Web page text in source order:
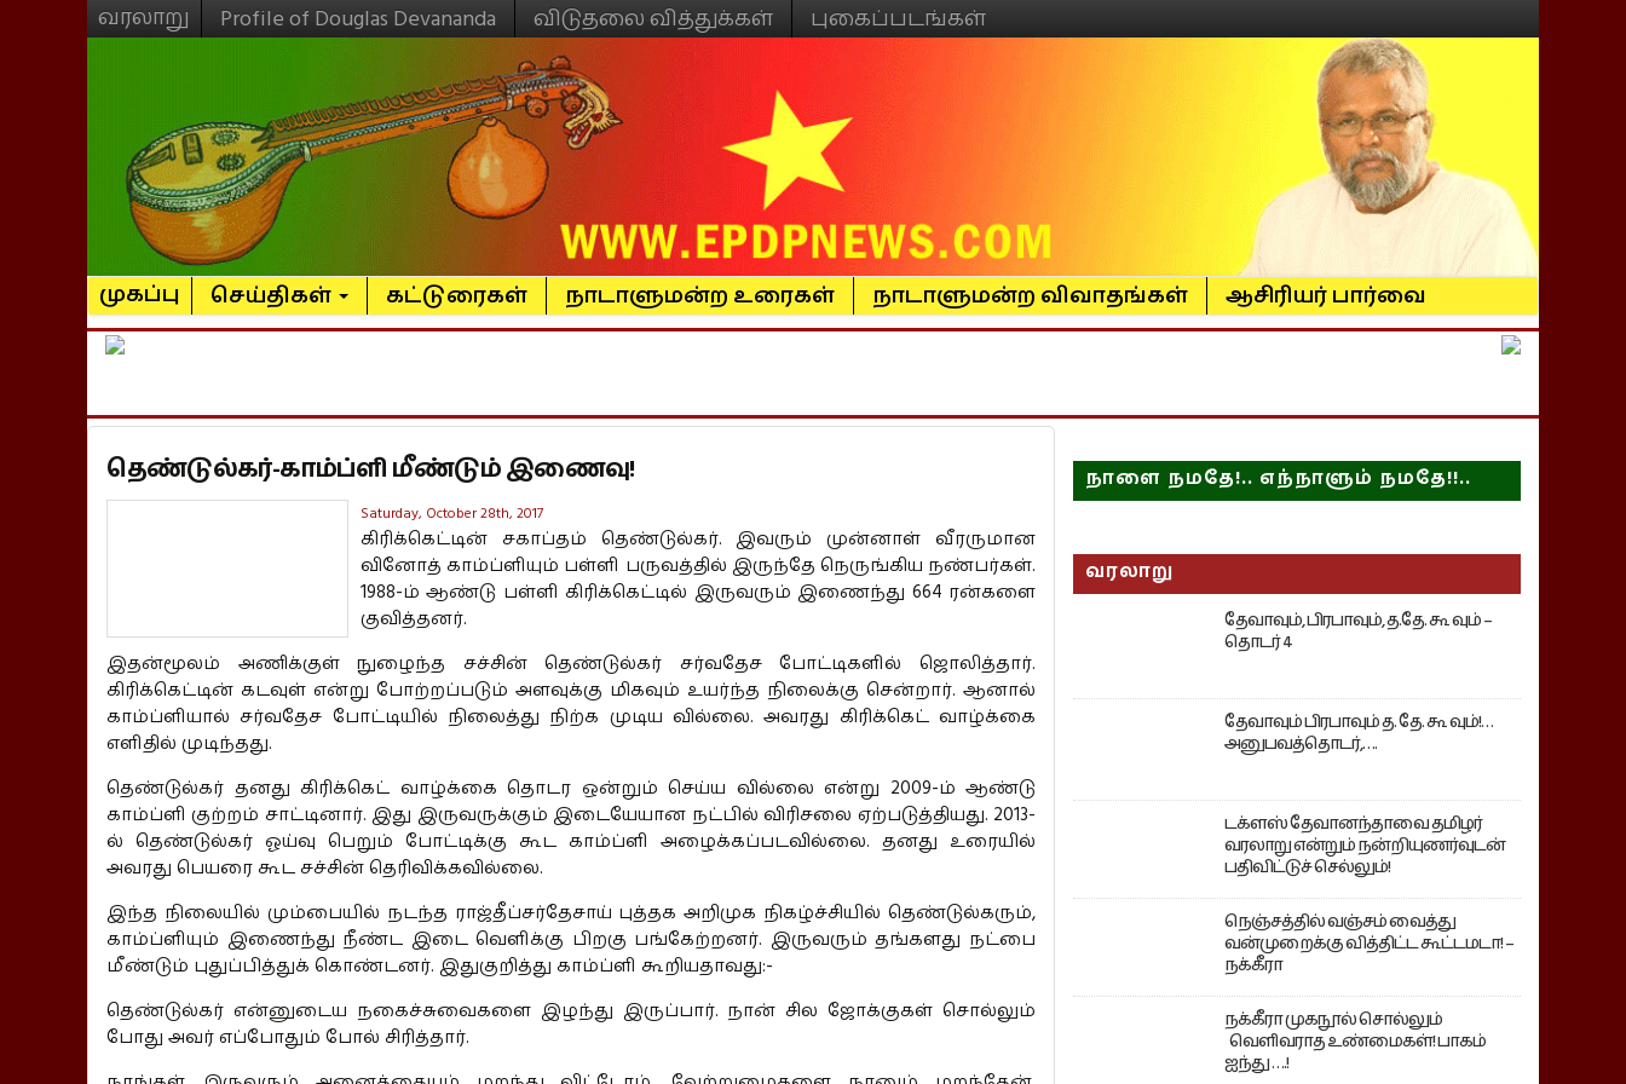
வரலாறு Profile of Douglas Devananda விடுதலை வித்துக்கள் புகைப்படங்கள்
முகப்பு செய்திகள் கட்டுரைகள் நாடாளுமன்ற உரைகள் நாடாளுமன்ற விவாதங்கள் ஆசிரியர் பார்வை
தெண்டுல்கர்-காம்ப்ளி மீண்டும் இணைவு!
Saturday, October 28th, 2017
கிரிக்கெட்டின் சகாப்தம் தெண்டுல்கர். இவரும் முன்னாள் வீரருமான
வினோத் காம்ப்ளியும் பள்ளி பருவத்தில் இருந்தே நெருங்கிய நண்பர்கள்.
1988-ம் ஆண்டு பள்ளி கிரிக்கெட்டில் இருவரும் இணைந்து 664 ரன்களை
குவித்தனர்.
இதன்மூலம் அணிக்குள் நுழைந்த சச்சின் தெண்டுல்கர் சர்வதேச போட்டிகளில் ஜொலித்தார்.
கிரிக்கெட்டின் கடவுள் என்று போற்றப்படும் அளவுக்கு மிகவும் உயர்ந்த நிலைக்கு சென்றார். ஆனால்
காம்ப்ளியால் சர்வதேச போட்டியில் நிலைத்து நிற்க முடிய வில்லை. அவரது கிரிக்கெட் வாழ்க்கை
எளிதில் முடிந்தது.
தெண்டுல்கர் தனது கிரிக்கெட் வாழ்க்கை தொடர ஒன்றும் செய்ய வில்லை என்று 2009-ம் ஆண்டு
காம்ப்ளி குற்றம் சாட்டினார். இது இருவருக்கும் இடையேயான நட்பில் விரிசலை ஏற்படுத்தியது. 2013-
ல் தெண்டுல்கர் ஓய்வு பெறும் போட்டிக்கு கூட காம்ப்ளி அழைக்கப்படவில்லை. தனது உரையில்
அவரது பெயரை கூட சச்சின் தெரிவிக்கவில்லை.
இந்த நிலையில் மும்பையில் நடந்த ராஜ்தீப்சர்தேசாய் புத்தக அறிமுக நிகழ்ச்சியில் தெண்டுல்கரும்,
காம்ப்ளியும் இணைந்து நீண்ட இடை வெளிக்கு பிறகு பங்கேற்றனர். இருவரும் தங்களது நட்பை
மீண்டும் புதுப்பித்துக் கொண்டனர். இதுகுறித்து காம்ப்ளி கூறியதாவது:-
தெண்டுல்கர் என்னுடைய நகைச்சுவைகளை இழந்து இருப்பார். நான் சில ஜோக்குகள் சொல்லும்
போது அவர் எப்போதும் போல் சிரித்தார்.
நாளை நமதே!.. எந்நாளும் நமதே!!..
வரலாறு
தேவாவும், பிரபாவும், த.தே. கூ வும் –
தொடர் 4
தேவாவும் பிரபாவும் த. தே. கூ வும்!…
அனுபவத்தொடர்,….
டக்ளஸ் தேவானந்தாவை தமிழர்
வரலாறு என்றும் நன்றியுணர்வுடன்
பதிவிட்டுச் செல்லும்!
நெஞ்சத்தில் வஞ்சம் வைத்து
வன்முறைக்கு வித்திட்ட கூட்டமடா! –
நக்கீரா
நக்கீரா முகநூல் சொல்லும்
வெளிவராத உண்மைகள்! பாகம்
ஐந்து ….!